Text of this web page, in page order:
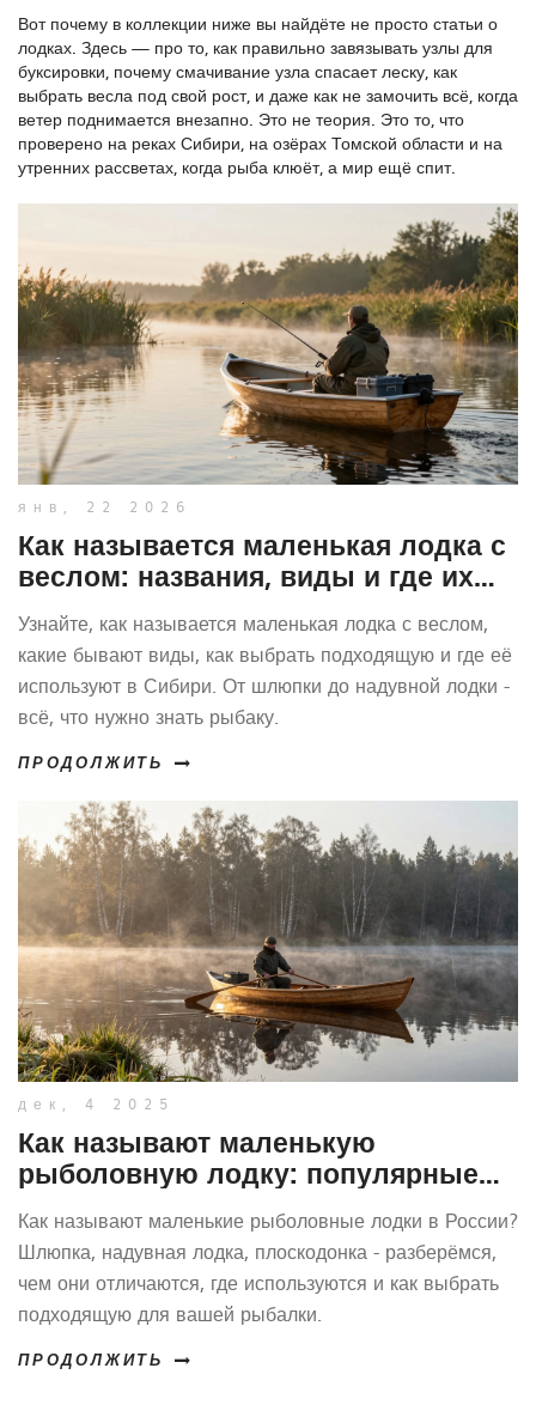
Вот почему в коллекции ниже вы найдёте не просто статьи о
лодках. Здесь — про то, как правильно завязывать узлы для
буксировки, почему смачивание узла спасает леску, как
выбрать весла под свой рост, и даже как не замочить всё, когда
ветер поднимается внезапно. Это не теория. Это то, что
проверено на реках Сибири, на озёрах Томской области и на
утренних рассветах, когда рыба клюёт, а мир ещё спит.
янв, 22 2026
Как называется маленькая лодка с
веслом: названия, виды и где их
используют
Узнайте, как называется маленькая лодка с веслом,
какие бывают виды, как выбрать подходящую и где её
используют в Сибири. От шлюпки до надувной лодки -
всё, что нужно знать рыбаку.
ПРОДОЛЖИТЬ
дек, 4 2025
Как называют маленькую
рыболовную лодку: популярные
названия и их происхождение
Как называют маленькие рыболовные лодки в России?
Шлюпка, надувная лодка, плоскодонка - разберёмся,
чем они отличаются, где используются и как выбрать
подходящую для вашей рыбалки.
ПРОДОЛЖИТЬ